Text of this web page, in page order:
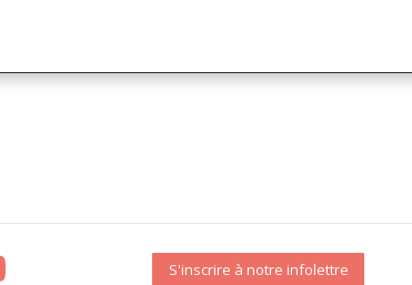
S'inscrire à notre infolettre